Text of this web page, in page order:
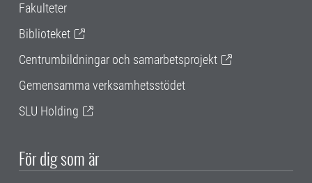
Fakulteter
Biblioteket
Centrumbildningar och samarbetsprojekt
Gemensamma verksamhetsstödet
SLU Holding
För dig som är